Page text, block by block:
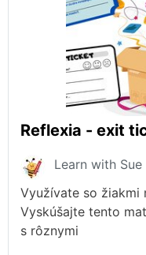
Reflexia - exit
Learn with Sue
Využívate so žiakmi
Vyskúšajte tento
s rôznymi